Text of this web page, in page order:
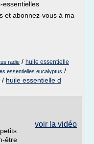
essentielles
et abonnez-vous à ma
radie / huile essentielle
essentielles eucalyptus /
/ huile essentielle d
voir la vidéo
être